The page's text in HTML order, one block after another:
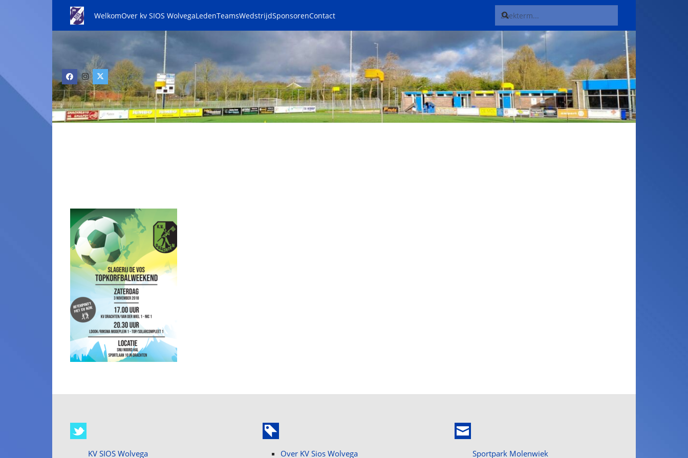
WelkomOver kv SIOS WolvegaLedenTeamsWedstrijdSponsorenContact
KV SIOS Wolvega Over KV Sios Wolvega Sportpark Molenwiek